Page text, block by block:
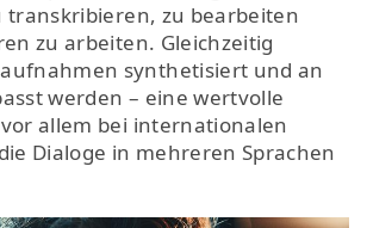
transkribieren, zu bearbeiten
zu arbeiten. Gleichzeitig
synthetisiert und an
werden – eine wertvolle
allem bei internationalen
Dialoge in mehreren Sprachen